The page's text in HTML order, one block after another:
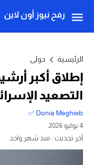
رفح نيوز أون لاين
الرئيسية دولى
إطلاق أكبر
التصعيد
Donia Meghieb ✅
4 يوليو 2026
آخر تحديث :منذ شهر واحد